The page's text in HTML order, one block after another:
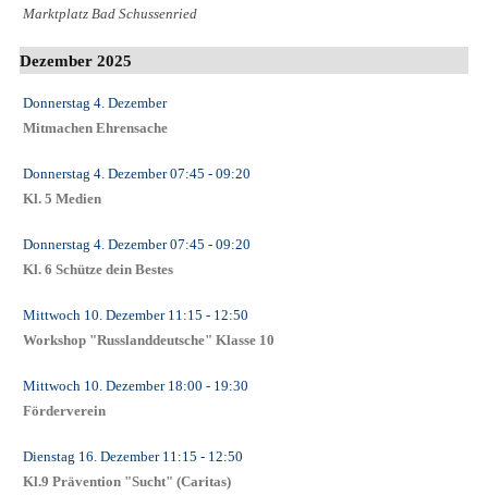
Marktplatz Bad Schussenried
Dezember 2025
Donnerstag 4. Dezember
Mitmachen Ehrensache
Donnerstag 4. Dezember07:45 - 09:20
Kl. 5 Medien
Donnerstag 4. Dezember07:45 - 09:20
Kl. 6 Schütze dein Bestes
Mittwoch 10. Dezember11:15 - 12:50
Workshop "Russlanddeutsche" Klasse 10
Mittwoch 10. Dezember18:00 - 19:30
Förderverein
Dienstag 16. Dezember11:15 - 12:50
Kl.9 Prävention "Sucht" (Caritas)